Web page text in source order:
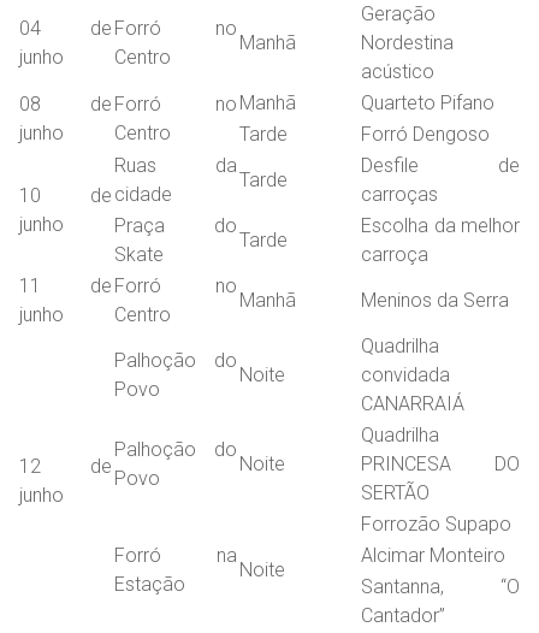
04 de
junho
Forró no
Centro
Manhã
Geração
Nordestina
acústico
08 de
junho
Forró no
Centro
Manhã
Quarteto Pifano
Tarde
Forró Dengoso
10 de
junho
Ruas da
cidade
Tarde
Desfile de
carroças
Praça do
Skate
Tarde
Escolha da melhor
carroça
11 de
junho
Forró no
Centro
Manhã Meninos da Serra
12 de
junho
Palhoção do
Povo
Noite
Quadrilha
convidada
CANARRAIÁ
Palhoção do
Povo
Noite
Quadrilha
PRINCESA DO
SERTÃO
Forró na
Estação
Noite
Forrozão Supapo
Alcimar Monteiro
Santanna, “O
Cantador”